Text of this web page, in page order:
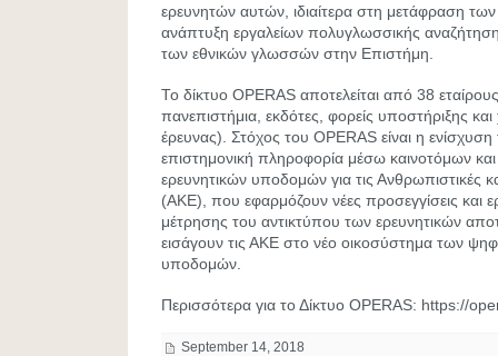
ερευνητών αυτών, ιδιαίτερα στη μετάφραση
ανάπτυξη εργαλείων πολυγλωσσικής
των εθνικών γλωσσών στην Επιστήμη.
Το δίκτυο OPERAS αποτελείται από 38
πανεπιστήμια, εκδότες, φορείς υποστήριξης
έρευνας). Στόχος του OPERAS είναι η
επιστημονική πληροφορία μέσω καινοτόμων και
ερευνητικών υποδομών για τις Ανθρωπιστικές
(ΑΚΕ), που εφαρμόζουν νέες προσεγγίσεις και
μέτρησης του αντικτύπου των ερευνητικών
εισάγουν τις ΑΚΕ στο νέο οικοσύστημα των
υποδομών.
Περισσότερα για το Δίκτυο OPERAS: https://
September 14, 2018